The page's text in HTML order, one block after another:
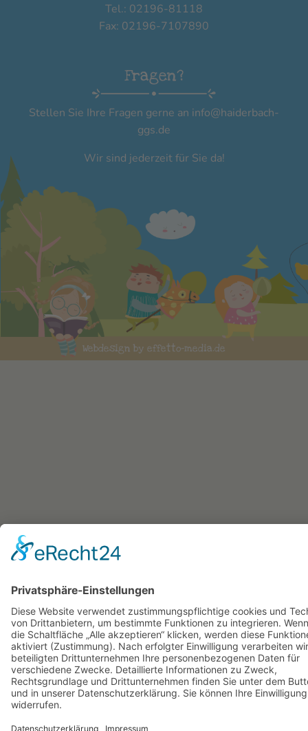
Tel.: 02196-81118
Fax: 02196-7107890
Fragen?
Stellen Sie Ihre Fragen gerne an info@haiderbach-
ggs.de
Wir sind jederzeit für Sie da!
Webdesign by effetto-media.de